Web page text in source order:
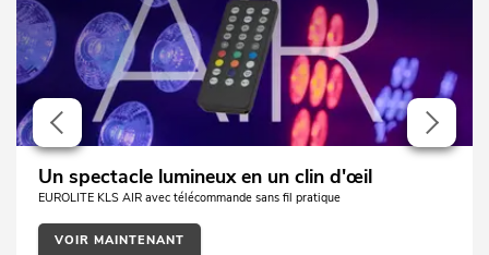
Un spectacle lumineux en un clin d'œil
EUROLITE KLS AIR avec télécommande sans fil pratique
VOIR MAINTENANT